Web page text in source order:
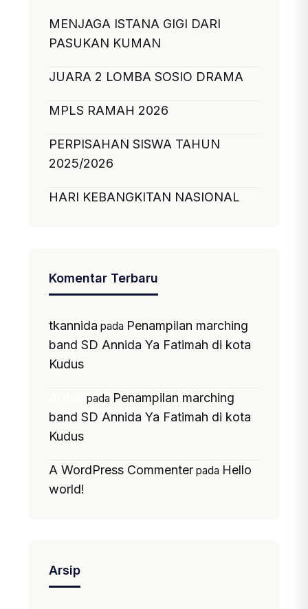
MENJAGA ISTANA GIGI DARI
PASUKAN KUMAN
JUARA 2 LOMBA SOSIO DRAMA
MPLS RAMAH 2026
PERPISAHAN SISWA TAHUN
2025/2026
HARI KEBANGKITAN NASIONAL
Komentar Terbaru
tkannida pada Penampilan marching
band SD Annida Ya Fatimah di kota
Kudus
pada Penampilan marching
band SD Annida Ya Fatimah di kota
Kudus
A WordPress Commenter pada Hello
world!
Arsip